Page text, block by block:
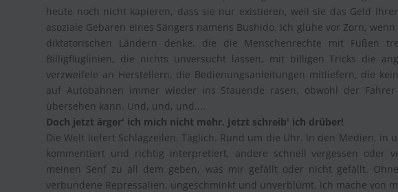
heute noch nicht kapieren, dass sie nur existieren, weil sie das Geld
asoziale Gebaren eines Sängers namens Bushido. Ich glühe vor Zorn,
diktatorischen Ländern denke, die die Menschenrechte mit Füßen
Billigfluglinien, die nichts unversucht lassen, mit billigen Tricks die
verzweifele an Herstellern, die Bedienungsanleitungen mitliefern, die
auf Autobahnen immer wieder ins Stauende rasen, obwohl der
übersehen kann. Und, und, und....
Doch jetzt ärger' ich mich nicht mehr. Jetzt schreib' ich drüber!
Die Welt liefert Schlagzeilen. Täglich. Rund um die Uhr. In den Medien, in
kommentiert und richtig interpretiert, andere schnell vergessen oder
meinen Senf zu all dem geben, was mir gefällt oder nicht gefällt.
verbundene Repressalien, ungeschminkt und unverblümt. Ich mache von